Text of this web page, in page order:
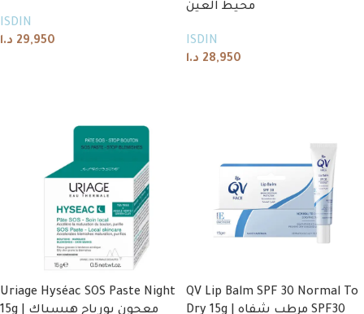
ISDIN
29,950 د.ا
محيط العين
ISDIN
28,950 د.ا
Uriage Hyséac SOS Paste Night
15g | معجون يورياج هيسياك
QV Lip Balm SPF 30 Normal To
Dry 15g | مرطب شفاه SPF30